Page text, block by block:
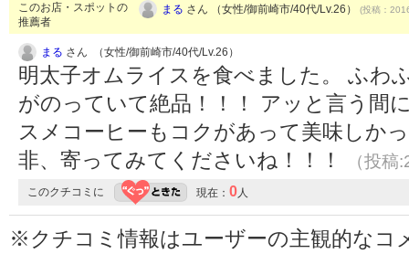
このお店・スポットの
推薦者
まる さん （女性/御前崎市/40代/Lv.26） (投稿：
まる さん （女性/御前崎市/40代/Lv.26）
明太子オムライスを食べました。 ふわ
がのっていて絶品！！！ アッと言う間
スメコーヒーもコクがあって美味しか
非、寄ってみてくださいね！！！
（投
このクチコミに 現在： 0人
※クチコミ情報はユーザーの主観的なコ